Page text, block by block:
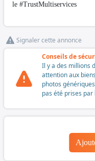
le #TrustMultiservices
Signaler cette annonce
Conseils de
Il y a des millions
attention aux
photos
pas été prises